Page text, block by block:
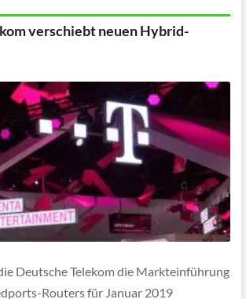
verschiebt neuen Hybrid-
Deutsche Telekom die Markteinführung
Routers für Januar 2019